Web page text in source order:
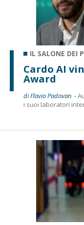
IL SALONE DEI
Cardo AI
Award
di Flavio Padovan -
i suoi laboratori